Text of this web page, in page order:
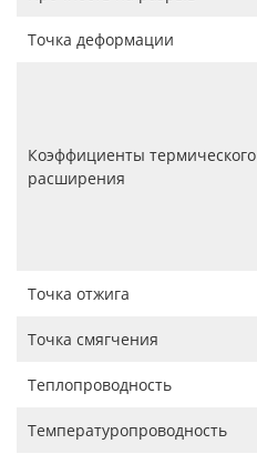
Точка деформации
Коэффициенты термического
расширения
Точка отжига
Точка смягчения
Теплопроводность
Температуропроводность